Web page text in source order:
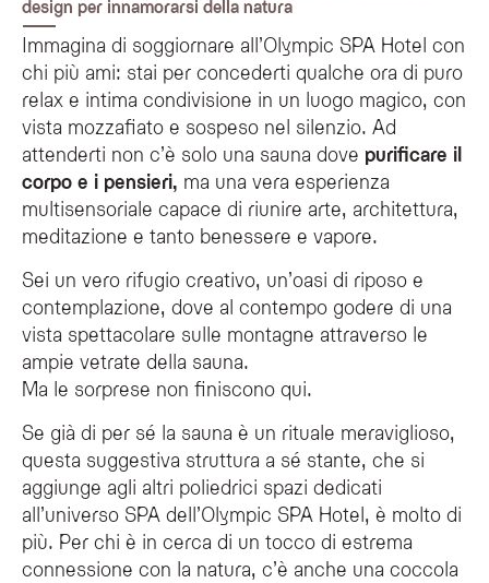
design per innamorarsi della natura
Immagina di soggiornare all’Olympic SPA Hotel con
chi più ami: stai per concederti qualche ora di puro
relax e intima condivisione in un luogo magico, con
vista mozzafiato e sospeso nel silenzio. Ad
attenderti non c’è solo una sauna dove purificare il
corpo e i pensieri, ma una vera esperienza
multisensoriale capace di riunire arte, architettura,
meditazione e tanto benessere e vapore.
Sei un vero rifugio creativo, un’oasi di riposo e
contemplazione, dove al contempo godere di una
vista spettacolare sulle montagne attraverso le
ampie vetrate della sauna.
Ma le sorprese non finiscono qui.
Se già di per sé la sauna è un rituale meraviglioso,
questa suggestiva struttura a sé stante, che si
aggiunge agli altri poliedrici spazi dedicati
all’universo SPA dell’Olympic SPA Hotel, è molto di
più. Per chi è in cerca di un tocco di estrema
connessione con la natura, c’è anche una coccola